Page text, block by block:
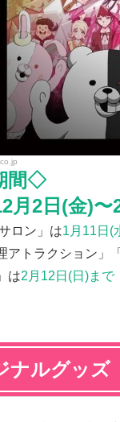
間◇
月2日(金)〜
ロン」は1月11日(
アトラクション」
は2月12日(日)まで
ナルグッズ